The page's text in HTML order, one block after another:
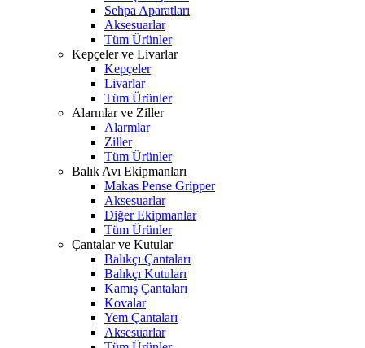
Sehpa Aparatları
Aksesuarlar
Tüm Ürünler
Kepçeler ve Livarlar
Kepçeler
Livarlar
Tüm Ürünler
Alarmlar ve Ziller
Alarmlar
Ziller
Tüm Ürünler
Balık Avı Ekipmanları
Makas Pense Gripper
Aksesuarlar
Diğer Ekipmanlar
Tüm Ürünler
Çantalar ve Kutular
Balıkçı Çantaları
Balıkçı Kutuları
Kamış Çantaları
Kovalar
Yem Çantaları
Aksesuarlar